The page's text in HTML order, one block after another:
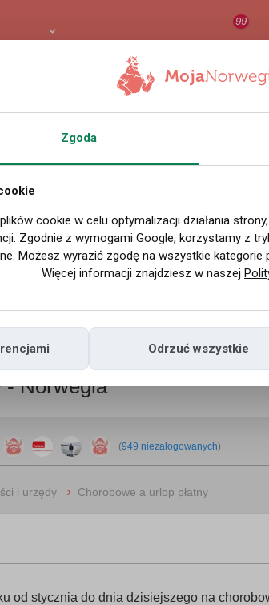
99
- Norwegia
(949 niezalogowanych)
i urzędy › Chorobowe a urlop płatny
od stycznia do dnia dzisiejszego na
Zgoda
cookie w celu optymalizacji działania
Zgodnie z wymogami Google, korzystamy z
Możesz wyrazić zgodę na wszystkie
Więcej informacji znajdziesz w naszej
Odrzuć wszystkie